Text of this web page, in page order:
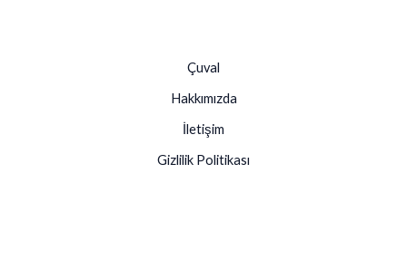
Çuval
Hakkımızda
İletişim
Gizlilik Politikası